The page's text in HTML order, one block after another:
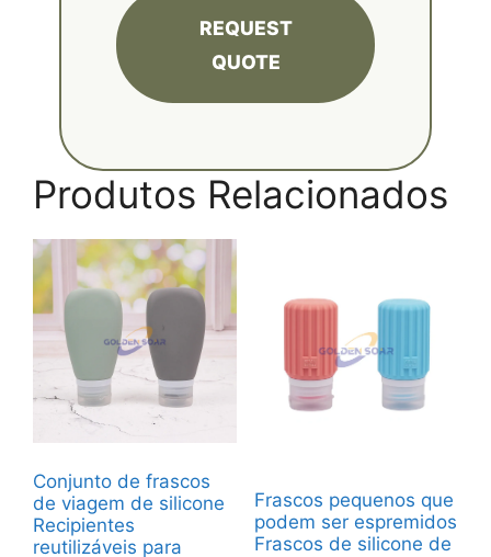
REQUEST
QUOTE
Produtos Relacionados
Conjunto de frascos
de viagem de silicone
Recipientes
reutilizáveis para
Frascos pequenos que
podem ser espremidos
Frascos de silicone de